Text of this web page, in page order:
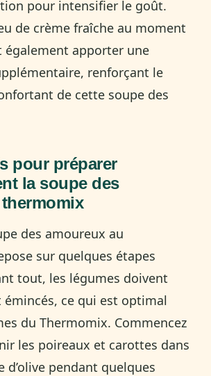
pour intensifier le goût.
de crème fraîche au moment
également apporter une
renforçant le
de cette soupe des
pour préparer
la soupe des
des amoureux au
sur quelques étapes
tout, les légumes doivent
ce qui est optimal
du Thermomix. Commencez
les poireaux et carottes dans
d’olive pendant quelques